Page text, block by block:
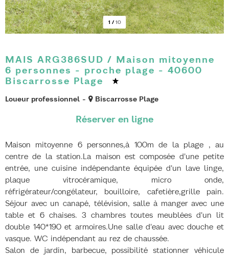
1 / 10
MAIS ARG386SUD / Maison mitoyenne
6 personnes - proche plage - 40600
Biscarrosse Plage
Loueur professionnel Biscarrosse Plage
Maison mitoyenne 6 personnes,à 100m de la plage , au
centre de la station.La maison est composée d'une petite
entrée, une cuisine indépendante équipée d'un lave linge,
plaque vitrocéramique, micro onde,
réfrigérateur/congélateur, bouilloire, cafetière,grille pain.
Séjour avec un canapé, télévision, salle à manger avec une
table et 6 chaises. 3 chambres toutes meublées d'un lit
double 140*190 et armoires.Une salle d'eau avec douche et
vasque. WC indépendant au rez de chaussée.
Salon de jardin, barbecue, possibilité stationner véhicule